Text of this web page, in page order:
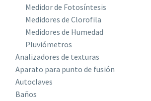
Medidor de Fotosíntesis
Medidores de Clorofila
Medidores de Humedad
Pluviómetros
Analizadores de texturas
Aparato para punto de fusión
Autoclaves
Baños